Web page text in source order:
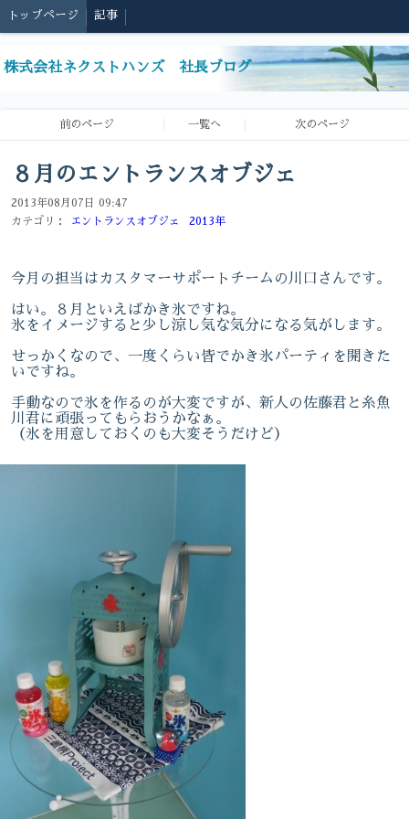
トップページ 記事
株式会社ネクストハンズ 社長ブログ
前のページ 一覧へ 次のページ
８月のエントランスオブジェ
2013年08月07日 09:47
カテゴリ：
エントランスオブジェ 2013年
今月の担当はカスタマーサポートチームの川口さんです。
はい。８月といえばかき氷ですね。
氷をイメージすると少し涼し気な気分になる気がします。
せっかくなので、一度くらい皆でかき氷パーティを開きた
いですね。
手動なので氷を作るのが大変ですが、新人の佐藤君と糸魚
川君に頑張ってもらおうかなぁ。
（氷を用意しておくのも大変そうだけど）